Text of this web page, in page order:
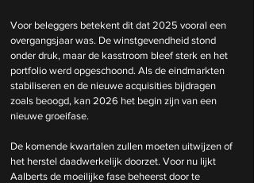
Voor beleggers betekent dit dat 2025 vooral een
overgangsjaar was. De winstgevendheid stond
onder druk, maar de kasstroom bleef sterk en het
portfolio werd opgeschoond. Als de eindmarkten
stabiliseren en de nieuwe acquisities bijdragen
zoals beoogd, kan 2026 het begin zijn van een
nieuwe groeifase.
De komende kwartalen zullen moeten uitwijzen of
het herstel daadwerkelijk doorzet. Voor nu lijkt
Aalberts de moeilijke fase beheerst door te